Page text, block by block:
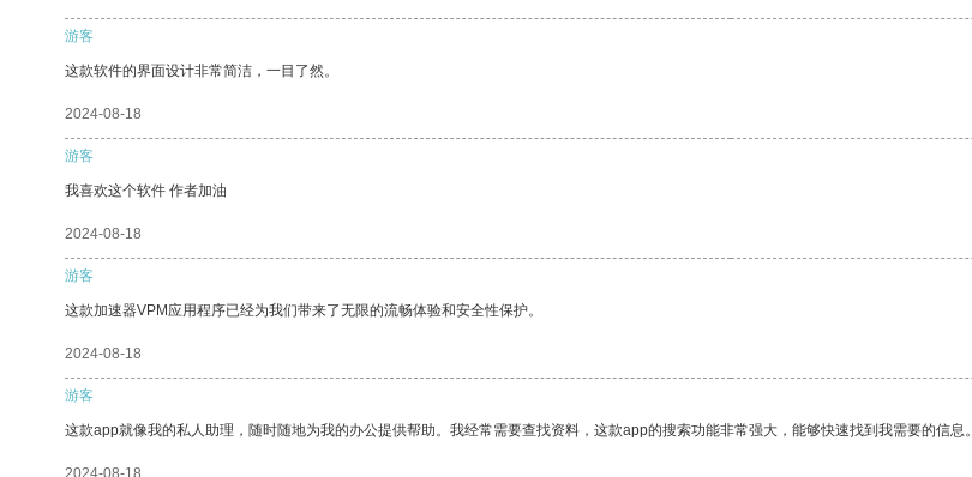
游客
这款软件的界面设计非常简洁，一目了然。
2024-08-18
游客
我喜欢这个软件 作者加油
2024-08-18
游客
这款加速器VPM应用程序已经为我们带来了无限的流畅体验和安全性保护。
2024-08-18
游客
这款app就像我的私人助理，随时随地为我的办公提供帮助。我经常需要查找资料，这款app的搜索功能非常强大，能够快速找到我需要的信息。
2024-08-18